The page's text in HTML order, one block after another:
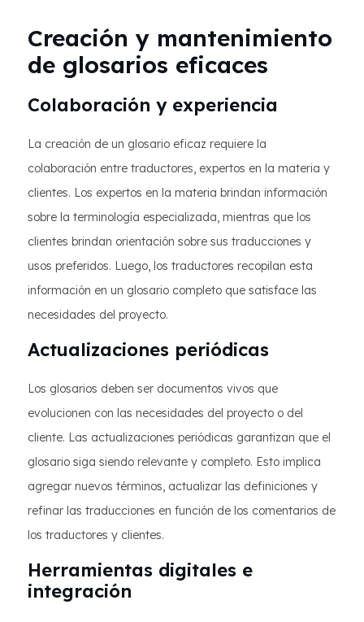
Creación y mantenimiento
de glosarios eficaces
Colaboración y experiencia
La creación de un glosario eficaz requiere la
colaboración entre traductores, expertos en la materia y
clientes. Los expertos en la materia brindan información
sobre la terminología especializada, mientras que los
clientes brindan orientación sobre sus traducciones y
usos preferidos. Luego, los traductores recopilan esta
información en un glosario completo que satisface las
necesidades del proyecto.
Actualizaciones periódicas
Los glosarios deben ser documentos vivos que
evolucionen con las necesidades del proyecto o del
cliente. Las actualizaciones periódicas garantizan que el
glosario siga siendo relevante y completo. Esto implica
agregar nuevos términos, actualizar las definiciones y
refinar las traducciones en función de los comentarios de
los traductores y clientes.
Herramientas digitales e
integración